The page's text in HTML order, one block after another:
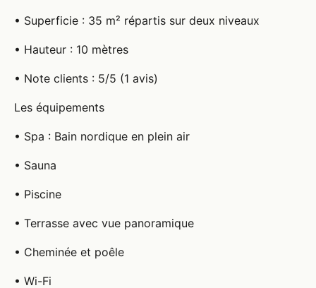
• Superficie : 35 m² répartis sur deux niveaux
• Hauteur : 10 mètres
• Note clients : 5/5 (1 avis)
Les équipements
• Spa : Bain nordique en plein air
• Sauna
• Piscine
• Terrasse avec vue panoramique
• Cheminée et poêle
• Wi-Fi